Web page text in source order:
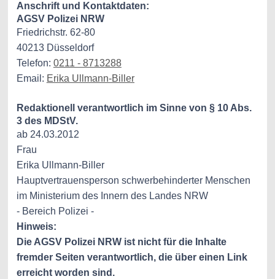
Anschrift und Kontaktdaten:
AGSV Polizei NRW
Friedrichstr. 62-80
40213 Düsseldorf
Telefon: 0211 - 8713288
Email: Erika Ullmann-Biller
Redaktionell verantwortlich im Sinne von § 10 Abs.
3 des MDStV.
ab 24.03.2012
Frau
Erika Ullmann-Biller
Hauptvertrauensperson schwerbehinderter Menschen
im Ministerium des Innern des Landes NRW
- Bereich Polizei -
Hinweis:
Die AGSV Polizei NRW ist nicht für die Inhalte
fremder Seiten verantwortlich, die über einen Link
erreicht worden sind.